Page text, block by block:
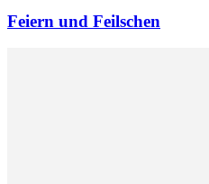
Feiern und Feilschen